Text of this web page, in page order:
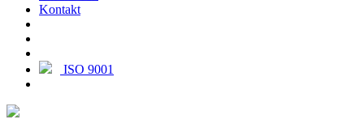
Kontakt
ISO 9001